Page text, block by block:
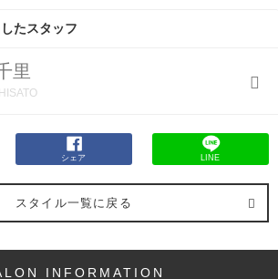
たスタッフ
里
シェア LINE
スタイル一覧に戻る
INFORMATION